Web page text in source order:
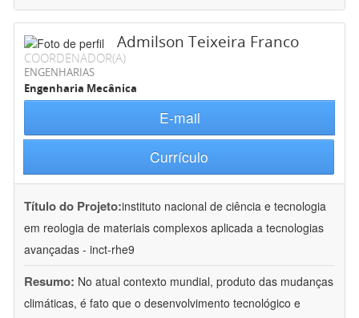
Admilson Teixeira Franco
COORDENADOR(A)
ENGENHARIAS
Engenharia Mecânica
E-mail
Currículo
Título do Projeto:instituto nacional de ciência e tecnologia
em reologia de materiais complexos aplicada a tecnologias
avançadas - inct-rhe9
Resumo: No atual contexto mundial, produto das mudanças
climáticas, é fato que o desenvolvimento tecnológico e